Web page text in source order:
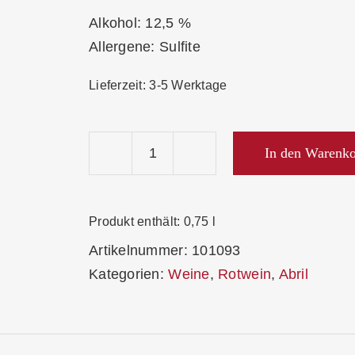
Alkohol: 12,5 %
Allergene: Sulfite
Lieferzeit:3-5 Werktage
Burgunder
&
Stein
In den
Produkt enthält: 0,75 l
Artikelnummer: 101093
Kategorien:Weine, Rotwein, Abril